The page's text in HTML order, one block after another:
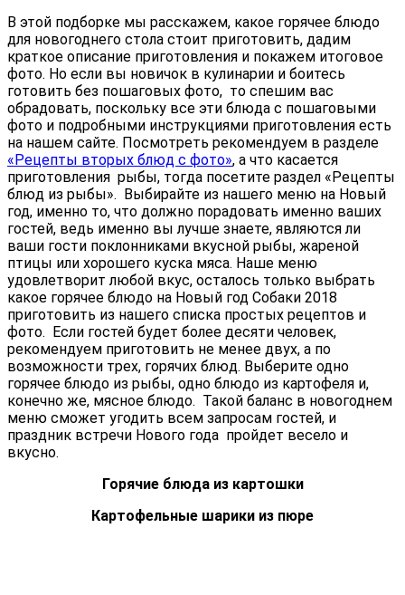
В этой подборке мы расскажем, какое горячее блюдо
для новогоднего стола стоит приготовить, дадим
краткое описание приготовления и покажем итоговое
фото. Но если вы новичок в кулинарии и боитесь
готовить без пошаговых фото, то спешим вас
обрадовать, поскольку все эти блюда с пошаговыми
фото и подробными инструкциями приготовления есть
на нашем сайте. Посмотреть рекомендуем в разделе
«Рецепты вторых блюд с фото», а что касается
приготовления рыбы, тогда посетите раздел «Рецепты
блюд из рыбы». Выбирайте из нашего меню на Новый
год, именно то, что должно порадовать именно ваших
гостей, ведь именно вы лучше знаете, являются ли
ваши гости поклонниками вкусной рыбы, жареной
птицы или хорошего куска мяса. Наше меню
удовлетворит любой вкус, осталось только выбрать
какое горячее блюдо на Новый год Собаки 2018
приготовить из нашего списка простых рецептов и
фото. Если гостей будет более десяти человек,
рекомендуем приготовить не менее двух, а по
возможности трех, горячих блюд. Выберите одно
горячее блюдо из рыбы, одно блюдо из картофеля и,
конечно же, мясное блюдо. Такой баланс в новогоднем
меню сможет угодить всем запросам гостей, и
праздник встречи Нового года пройдет весело и
вкусно.
Горячие блюда из картошки
Картофельные шарики из пюре